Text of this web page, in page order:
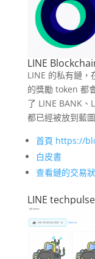
LINE
LINE 的私有鏈，
的獎勵 token 都
了 LINE BANK、
都已經被放到藍
首頁 https://
白皮書
查看鏈的交易
LINE